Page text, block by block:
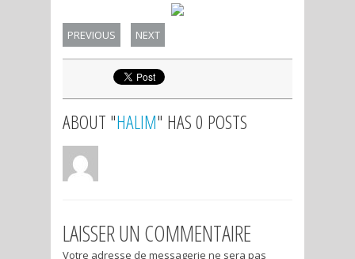
PREVIOUS NEXT
ABOUT "HALIM" HAS 0 POSTS
LAISSER UN COMMENTAIRE
Votre adresse de messagerie ne sera pas